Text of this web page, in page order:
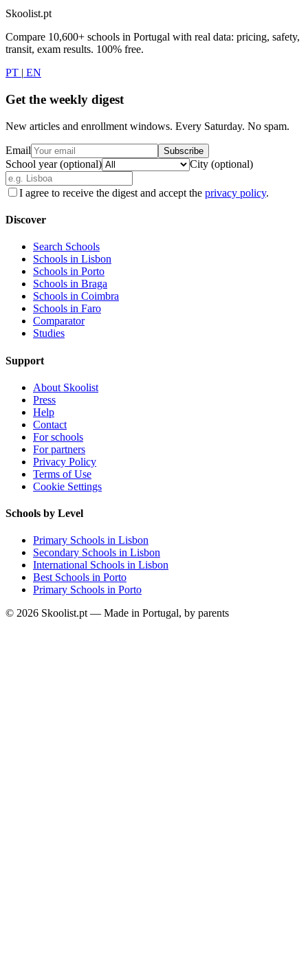
Skoolist.pt
Compare 10,600+ schools in Portugal with real data: pricing, safety,
transit, exam results. 100% free.
PT | EN
Get the weekly digest
New articles and enrollment windows. Every Saturday. No spam.
Email Subscribe
School year (optional) City (optional)
I agree to receive the digest and accept the privacy policy.
Discover
Search Schools
Schools in Lisbon
Schools in Porto
Schools in Braga
Schools in Coimbra
Schools in Faro
Comparator
Studies
Support
About Skoolist
Press
Help
Contact
For schools
For partners
Privacy Policy
Terms of Use
Cookie Settings
Schools by Level
Primary Schools in Lisbon
Secondary Schools in Lisbon
International Schools in Lisbon
Best Schools in Porto
Primary Schools in Porto
© 2026 Skoolist.pt — Made in Portugal, by parents